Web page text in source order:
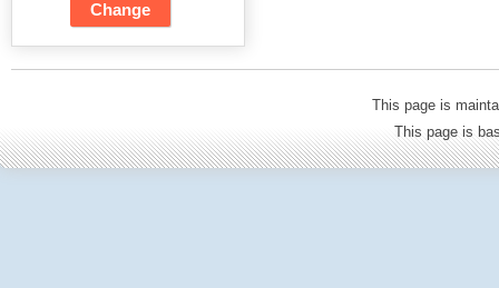
This page is
This page is